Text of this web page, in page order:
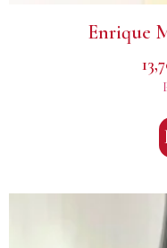
Enrique